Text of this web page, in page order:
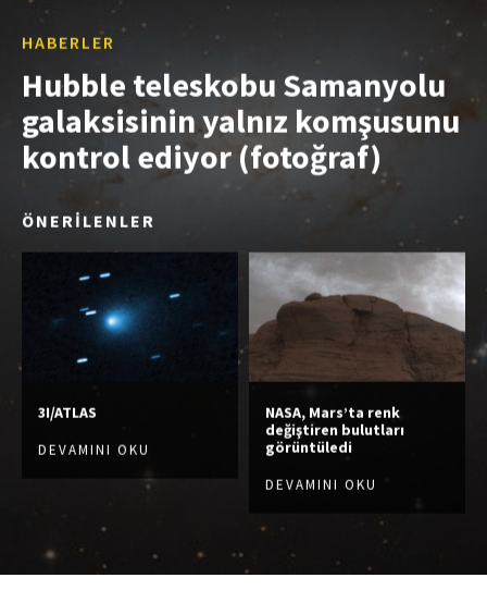
HABERLER
Hubble teleskobu Samanyolu
galaksisinin yalnız komşusunu
kontrol ediyor (fotoğraf)
ÖNERİLENLER
3I/ATLAS
DEVAMINI OKU
NASA, Mars’ta renk
değiştiren bulutları
görüntüledi
DEVAMINI OKU